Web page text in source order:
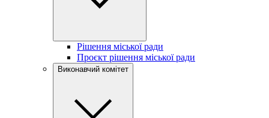
Рішення міської ради
Проєкт рішення міської ради
Виконавчий комітет